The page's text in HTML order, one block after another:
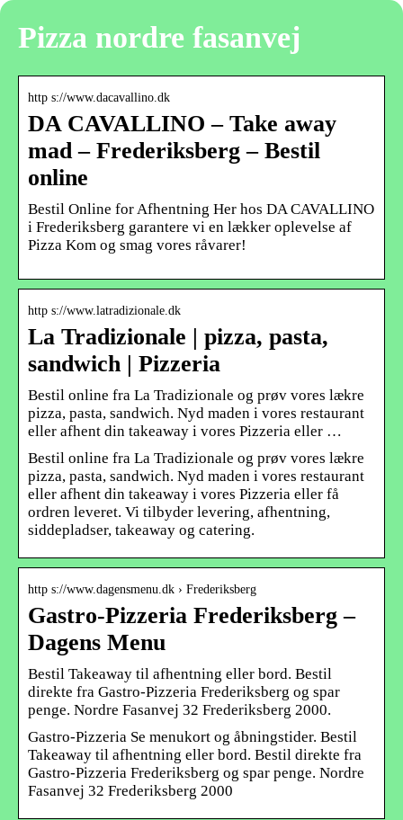
Pizza nordre fasanvej
http s://www.dacavallino.dk
DA CAVALLINO – Take away
mad – Frederiksberg – Bestil
online
Bestil Online for Afhentning Her hos DA CAVALLINO
i Frederiksberg garantere vi en lækker oplevelse af
Pizza Kom og smag vores råvarer!
http s://www.latradizionale.dk
La Tradizionale | pizza, pasta,
sandwich | Pizzeria
Bestil online fra La Tradizionale og prøv vores lækre
pizza, pasta, sandwich. Nyd maden i vores restaurant
eller afhent din takeaway i vores Pizzeria eller …
Bestil online fra La Tradizionale og prøv vores lækre
pizza, pasta, sandwich. Nyd maden i vores restaurant
eller afhent din takeaway i vores Pizzeria eller få
ordren leveret. Vi tilbyder levering, afhentning,
siddepladser, takeaway og catering.
http s://www.dagensmenu.dk › Frederiksberg
Gastro-Pizzeria Frederiksberg –
Dagens Menu
Bestil Takeaway til afhentning eller bord. Bestil
direkte fra Gastro-Pizzeria Frederiksberg og spar
penge. Nordre Fasanvej 32 Frederiksberg 2000.
Gastro-Pizzeria Se menukort og åbningstider. Bestil
Takeaway til afhentning eller bord. Bestil direkte fra
Gastro-Pizzeria Frederiksberg og spar penge. Nordre
Fasanvej 32 Frederiksberg 2000